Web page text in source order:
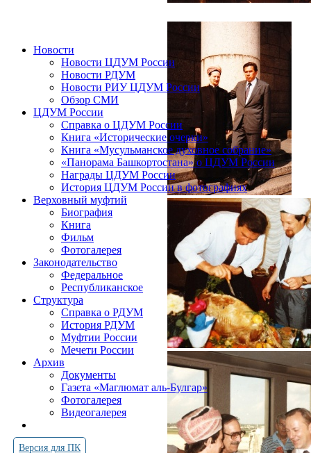
Новости
Новости ЦДУМ России
Новости РДУМ
Новости РИУ ЦДУМ России
Обзор СМИ
ЦДУМ России
Справка о ЦДУМ России
Книга «Исторические очерки»
Книга «Мусульманское духовное собрание»
«Панорама Башкортостана» о ЦДУМ России
Награды ЦДУМ России
История ЦДУМ России в фотографиях
Верховный муфтий
Биография
Книга
Фильм
Фотогалерея
Законодательство
Федеральное
Республиканское
Структура
Справка о РДУМ
История РДУМ
Муфтии России
Мечети России
Архив
Документы
Газета «Маглюмат аль-Булгар»
Фотогалерея
Видеогалерея
Версия для ПК